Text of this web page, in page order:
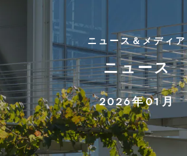
ニュース＆メディア
ニュース
2026年01月